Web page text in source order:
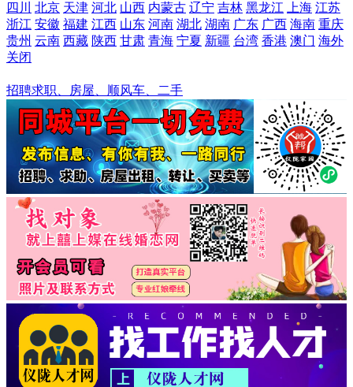
四川 北京 天津 河北 山西 内蒙古 辽宁 吉林 黑龙江 上海 江苏
浙江 安徽 福建 江西 山东 河南 湖北 湖南 广东 广西 海南 重庆
贵州 云南 西藏 陕西 甘肃 青海 宁夏 新疆 台湾 香港 澳门 海外
关闭
招聘求职、房屋、顺风车、二手